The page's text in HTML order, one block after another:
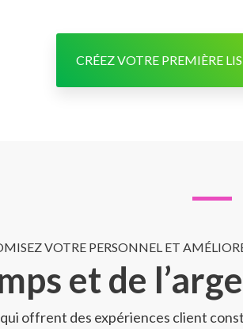
CRÉEZ VOTRE PREMIÈRE
VOTRE PERSONNEL ET
et de
offrent des expériences client